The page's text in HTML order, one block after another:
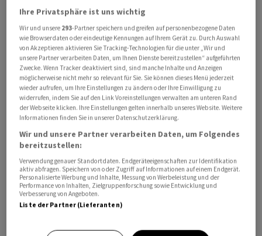
LautEbaysei das Angebot weder glaubwürdig noch
attraktiv, schrieb der Verwaltungsratschef Paul Pressler
in einem am Dienstag veröffentlichten Brief an
Gamestop-Vorstandschef Ryan Cohen. Daher habe der
Verwaltungsrat nach Gesprächen mit unabhängigen
Beratern und sorgfältiger Prüfung entschieden, das
Angebot abzulehnen. Pressler begründete das unter
anderem mit den Aussichten vonEbayals weiter
eigenständiges Unternehmen und mit der Ungewissheit
rund um die Finanzierung des Angebots.
Absicht öffentlich gemacht, das viel grössere Ebay
Ihre Privatsphäre ist uns wichtig
Wir und unsere 293-Partner speichern und greifen auf personenbezogene Daten
wie Browserdaten oder eindeutige Kennungen auf Ihrem Gerät zu. Durch Auswahl
von Akzeptieren aktivieren Sie Tracking-Technologien für die unter „Wir und
unsere Partner verarbeiten Daten, um Ihnen Dienste bereitzustellen“ aufgeführten
Zwecke. Wenn Tracker deaktiviert sind, sind manche Inhalte und Anzeigen
möglicherweise nicht mehr so relevant für Sie. Sie können dieses Menü jederzeit
wieder aufrufen, um Ihre Einstellungen zu ändern oder Ihre Einwilligung zu
widerrufen, indem Sie auf den Link Voreinstellungen verwalten am unteren Rand
der Webseite klicken. Ihre Einstellungen gelten innerhalb unseres Website. Weitere
Informationen finden Sie in unserer Datenschutzerklärung.
Wir und unsere Partner verarbeiten Daten, um Folgendes
bereitzustellen:
Verwendung genauer Standortdaten. Endgeräteeigenschaften zur Identifikation
aktiv abfragen. Speichern von oder Zugriff auf Informationen auf einem Endgerät.
Personalisierte Werbung und Inhalte, Messung von Werbeleistung und der
Performance von Inhalten, Zielgruppenforschung sowie Entwicklung und
Verbesserung von Angeboten.
Liste der Partner (Lieferanten)